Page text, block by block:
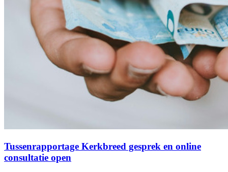
Tussenrapportage Kerkbreed gesprek en online
consultatie open